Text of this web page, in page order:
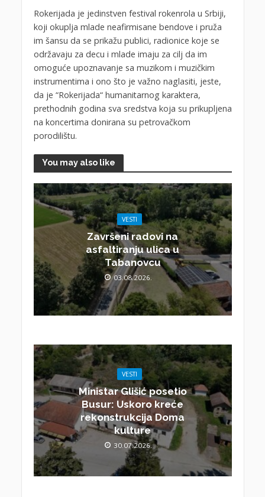
Rokerijada je jedinstven festival rokenrola u Srbiji,
koji okuplja mlade neafirmisane bendove i pruža
im šansu da se prikažu publici, radionice koje se
održavaju za decu i mlade imaju za cilj da im
omoguće upoznavanje sa muzikom i muzičkim
instrumentima i ono što je važno naglasiti, jeste,
da je “Rokerijada“ humanitarnog karaktera,
prethodnih godina sva sredstva koja su prikupljena
na koncertima donirana su petrovačkom
porodilištu.
You may also like
VESTI
Završeni radovi na
asfaltiranju ulica u
Tabanovcu
03.08.2026.
VESTI
Ministar Glišić posetio
Busur: Uskoro kreće
rekonstrukcija Doma
kulture
30.07.2026.